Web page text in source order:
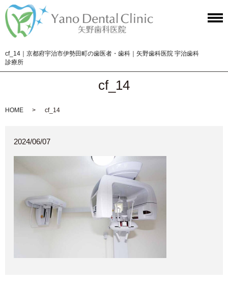
cf_14｜京都府宇治市伊勢田町の歯医者・歯科｜矢野歯科医院 宇治歯科
診療所
cf_14
HOME cf_14
2024/06/07